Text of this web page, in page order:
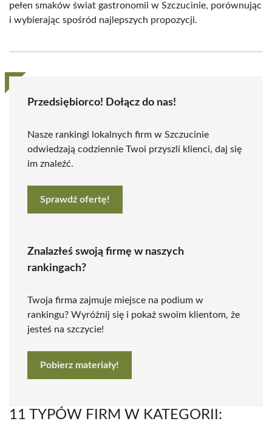
pełen smaków świat gastronomii w Szczucinie, porównując
i wybierając spośród najlepszych propozycji.
Przedsiębiorco! Dołącz do nas!
Nasze rankingi lokalnych firm w Szczucinie
odwiedzają codziennie Twoi przyszli klienci, daj się
im znaleźć.
Sprawdź ofertę!
Znalazłeś swoją firmę w naszych
rankingach?
Twoja firma zajmuje miejsce na podium w
rankingu? Wyróżnij się i pokaż swoim klientom, że
jesteś na szczycie!
Pobierz materiały!
11 TYPÓW FIRM W KATEGORII: